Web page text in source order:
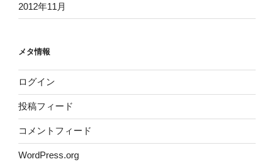
2012年11月
メタ情報
ログイン
投稿フィード
コメントフィード
WordPress.org